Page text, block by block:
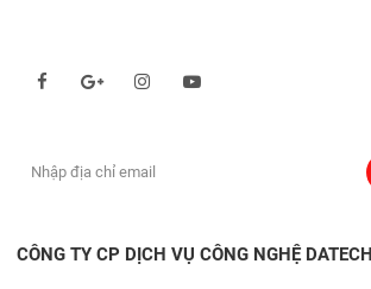
CÔNG TY CP DỊCH VỤ CÔNG NGHỆ DATECH